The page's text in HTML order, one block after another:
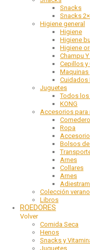
Snacks
Snacks
Higiene general
Higiene
Higiene
Higiene
Champu
Cepillos y
Maquinas
Cuidados
Juguetes
Todos
KONG
Accesorios para
Ropa
Bolsos de
Arnes
Collares
Arnes
Colección verano
Libros
ROEDORES
Volver
Comida Seca
Henos
Snacks y
Juguetes